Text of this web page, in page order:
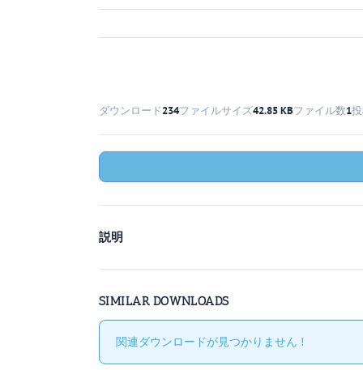
ダウンロード234ファイルサイズ42.85 KBファイル数1
説明
SIMILAR DOWNLOADS
関連ダウンロードが見つかりません !